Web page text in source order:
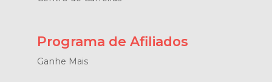
Programa de Afiliados
Ganhe Mais